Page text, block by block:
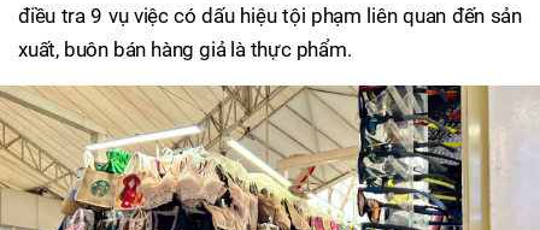
điều tra 9 vụ việc có dấu hiệu tội phạm liên quan đến sản
xuất, buôn bán hàng giả là thực phẩm.